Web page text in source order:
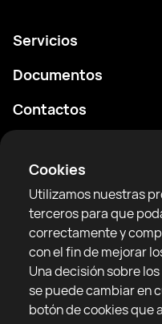
Cookies
Utilizamos nuestras
terceros para que
correctamente y
con el fin de mejorar
Una decisión sobre
se puede cambiar en
botón de cookies que
RTF United service limited
6 Burrows court, Liverpool, Reino
Servicios
Calendario
Clasificaciones
Noticias
Artículos
Sparring Finder
Documentos
Política de privacidad
Condiciones de uso
Reglas de la comunidad
Contactos